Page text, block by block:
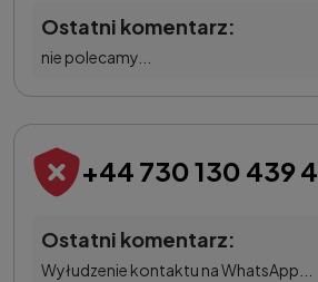
Ostatni komentarz:
nie polecamy...
+44 730 130 439 4
Ostatni komentarz:
Wyłudzenie kontaktu na WhatsApp...